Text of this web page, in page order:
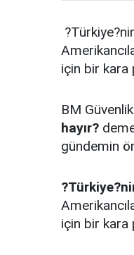
için bir kara
BM
hayır?
gündemin
için bir kara